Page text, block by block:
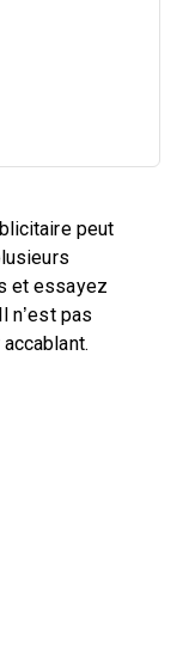
peut
et essayez
n’est pas